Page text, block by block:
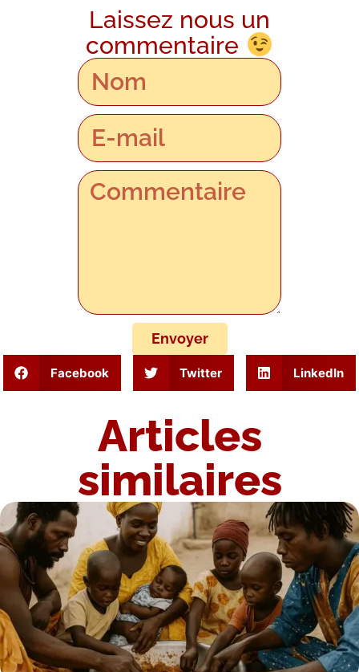
Laissez nous un
commentaire
Envoyer
Facebook Twitter LinkedIn
Articles
similaires